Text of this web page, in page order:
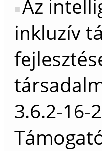
Az
inkluzív
3.6.2-16-